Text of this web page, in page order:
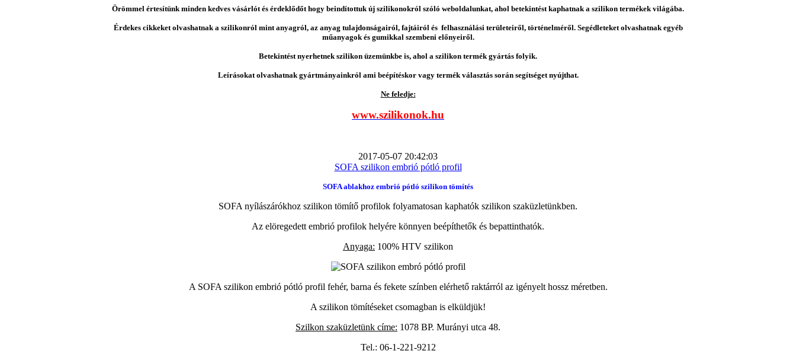
Örömmel értesítünk minden kedves vásárlót és érdeklődőt hogy beindítottuk új szilikonokról szóló weboldalunkat, ahol betekintést kaphatnak a szilikon termékek világába.
Érdekes cikkeket olvashatnak a szilikonról mint anyagról, az anyag tulajdonságairól, fajtáiról és felhasználási területeiről, történelméről. Segédleteket olvashatnak egyéb
műanyagok és gumikkal szembeni előnyeiről.
Betekintést nyerhetnek szilikon üzemünkbe is, ahol a szilikon termék gyártás folyik.
Leírásokat olvashatnak gyártmányainkról ami beépítéskor vagy termék választás során segítséget nyújthat.
Ne feledje:
www.szilikonok.hu
2017-05-07 20:42:03
SOFA szilikon embrió pótló profil
SOFA ablakhoz embrió pótló szilikon tömítés
SOFA nyílászárókhoz szilikon tömítő profilok folyamatosan kaphatók szilikon szaküzletünkben.
Az elöregedett embrió profilok helyére könnyen beépíthetők és bepattinthatók.
Anyaga: 100% HTV szilikon
A SOFA szilikon embrió pótló profil fehér, barna és fekete színben elérhető raktárról az igényelt hossz méretben.
A szilikon tömítéseket csomagban is elküldjük!
Szilkon szaküzletünk címe: 1078 BP. Murányi utca 48.
Tel.: 06-1-221-9212